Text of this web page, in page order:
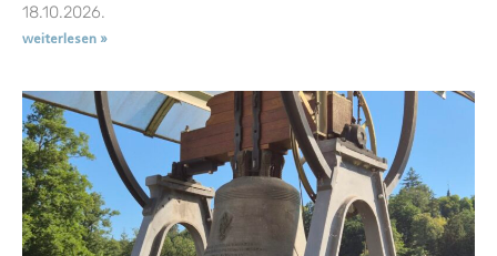
18.10.2026.
weiterlesen »